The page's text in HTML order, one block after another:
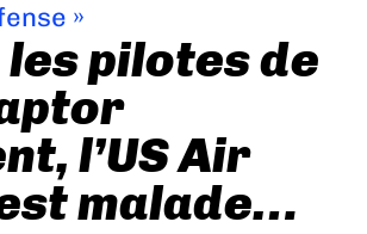
»
les pilotes de
l’US Air
malade…